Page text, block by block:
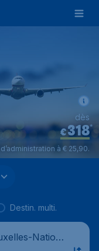
€318*
dès
à € 25,90.
Destin. multi.
Nation